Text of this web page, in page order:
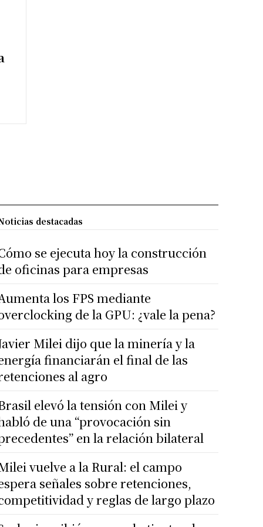
destacadas
se ejecuta hoy la construcción
oficinas para empresas
los FPS mediante
de la GPU: ¿vale la pena?
Milei dijo que la minería y la
financiarán el final de las
al agro
elevó la tensión con Milei y
de una “provocación sin
en la relación bilateral
vuelve a la Rural: el campo
señales sobre retenciones,
y reglas de largo plazo